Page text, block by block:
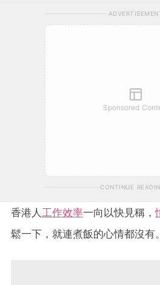
亦很喜歡聽小店背後努力的故事。
Sponsored
CONTINUE
香港人 工作效率一向以快見稱，
鬆一下，就連煮飯的心情都沒有。